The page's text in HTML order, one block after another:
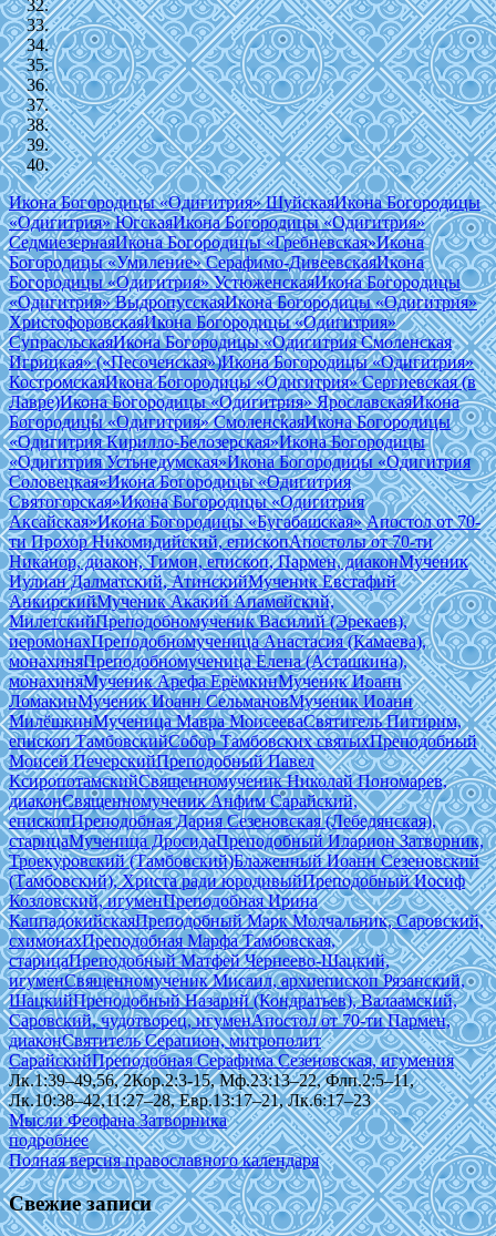
Икона Богородицы «Одигитрия» ШуйскаяИкона Богородицы
«Одигитрия» ЮгскаяИкона Богородицы «Одигитрия»
СедмиезернаяИкона Богородицы «Гребневская»Икона
Богородицы «Умиление» Серафимо-ДивеевскаяИкона
Богородицы «Одигитрия» УстюженскаяИкона Богородицы
«Одигитрия» ВыдропусскаяИкона Богородицы «Одигитрия»
ХристофоровскаяИкона Богородицы «Одигитрия»
СупрасльскаяИкона Богородицы «Одигитрия Смоленская
Игрицкая» («Песоченская»)Икона Богородицы «Одигитрия»
КостромскаяИкона Богородицы «Одигитрия» Сергиевская (в
Лавре)Икона Богородицы «Одигитрия» ЯрославскаяИкона
Богородицы «Одигитрия» СмоленскаяИкона Богородицы
«Одигитрия Кирилло-Белозерская»Икона Богородицы
«Одигитрия Устьнедумская»Икона Богородицы «Одигитрия
Соловецкая»Икона Богородицы «Одигитрия
Святогорская»Икона Богородицы «Одигитрия
Аксайская»Икона Богородицы «Бугабашская» Апостол от 70-
ти Прохор Никомидийский, епископАпостолы от 70-ти
Никанор, диакон, Тимон, епископ, Пармен, диаконМученик
Иулиан Далматский, АтинскийМученик Евстафий
АнкирскийМученик Акакий Апамейский,
МилетскийПреподобномученик Василий (Эрекаев),
иеромонахПреподобномученица Анастасия (Камаева),
монахиняПреподобномученица Елена (Асташкина),
монахиняМученик Арефа ЕрёмкинМученик Иоанн
ЛомакинМученик Иоанн СельмановМученик Иоанн
МилёшкинМученица Мавра МоисееваСвятитель Питирим,
епископ ТамбовскийСобор Тамбовских святыхПреподобный
Моисей ПечерскийПреподобный Павел
КсиропотамскийСвященномученик Николай Пономарев,
диаконСвященномученик Анфим Сарайский,
епископПреподобная Дария Сезеновская (Лебедянская),
старицаМученица ДросидаПреподобный Иларион Затворник,
Троекуровский (Тамбовский)Блаженный Иоанн Сезеновский
(Тамбовский), Христа ради юродивыйПреподобный Иосиф
Козловский, игуменПреподобная Ирина
КаппадокийскаяПреподобный Марк Молчальник, Саровский,
схимонахПреподобная Марфа Тамбовская,
старицаПреподобный Матфей Чернеево-Шацкий,
игуменСвященномученик Мисаил, архиепископ Рязанский,
ШацкийПреподобный Назарий (Кондратьев), Валаамский,
Саровский, чудотворец, игуменАпостол от 70-ти Пармен,
диаконСвятитель Серапион, митрополит
СарайскийПреподобная Серафима Сезеновская, игумения
Лк.1:39–49,56, 2Кор.2:3-15, Мф.23:13–22, Флп.2:5–11,
Лк.10:38–42,11:27–28, Евр.13:17–21, Лк.6:17–23
Мысли Феофана Затворника
подробнее
Полная версия православного календаря
Свежие записи